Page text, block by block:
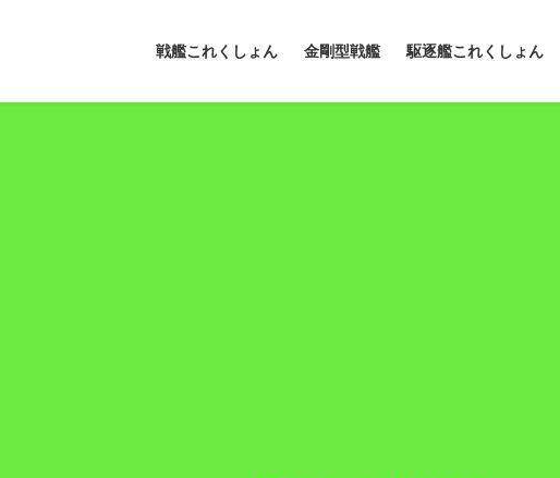
戦艦これくしょん 金剛型戦艦 駆逐艦これくしょん